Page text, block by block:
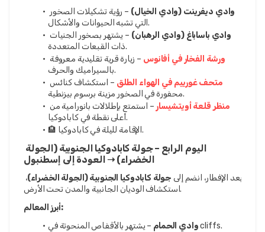
وادي ديفرينت (وادي الخيال)
التي تشبه الحيوانات والأشكال.
وادي باساباغ (وادي الرهبان)
ذات القبعات المتعددة.
ورشة الفخار في أفانوس
بالسيراميك والحرف.
متحف غورييم في الهواء الطلق
محفورة في الصخور مزينة برسوم بيزنطية.
منظر قلعة أويتشيسار
أعلى نقطة في كابادوكيا.
🏨 الإقامة لليلة في كابادوكيا.
الخضراء) ➝ العودة إلى إسطنبول
بعد الإفطار، انضم إلى جولة كابادوكيا الجنوبية (الجولة الخضراء)
استكشاف الوديان الجانبية والمدن تحت الأرض.
أبرز المعالم:
وادي الحمام – يشتهر بالأقفاص المنحوتة في cliffs.